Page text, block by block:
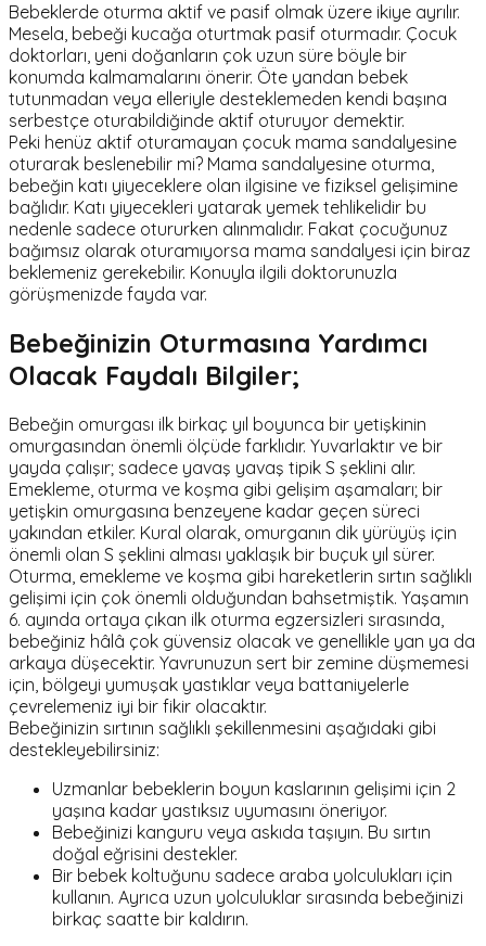
Bebeklerde oturma aktif ve pasif olmak üzere ikiye ayrılır.
Mesela, bebeği kucağa oturtmak pasif oturmadır. Çocuk
doktorları, yeni doğanların çok uzun süre böyle bir
konumda kalmamalarını önerir. Öte yandan bebek
tutunmadan veya elleriyle desteklemeden kendi başına
serbestçe oturabildiğinde aktif oturuyor demektir.
Peki henüz aktif oturamayan çocuk mama sandalyesine
oturarak beslenebilir mi? Mama sandalyesine oturma,
bebeğin katı yiyeceklere olan ilgisine ve fiziksel gelişimine
bağlıdır. Katı yiyecekleri yatarak yemek tehlikelidir bu
nedenle sadece otururken alınmalıdır. Fakat çocuğunuz
bağımsız olarak oturamıyorsa mama sandalyesi için biraz
beklemeniz gerekebilir. Konuyla ilgili doktorunuzla
görüşmenizde fayda var.
Bebeğinizin Oturmasına Yardımcı
Olacak Faydalı Bilgiler;
Bebeğin omurgası ilk birkaç yıl boyunca bir yetişkinin
omurgasından önemli ölçüde farklıdır. Yuvarlaktır ve bir
yayda çalışır; sadece yavaş yavaş tipik S şeklini alır.
Emekleme, oturma ve koşma gibi gelişim aşamaları; bir
yetişkin omurgasına benzeyene kadar geçen süreci
yakından etkiler. Kural olarak, omurganın dik yürüyüş için
önemli olan S şeklini alması yaklaşık bir buçuk yıl sürer.
Oturma, emekleme ve koşma gibi hareketlerin sırtın sağlıklı
gelişimi için çok önemli olduğundan bahsetmiştik. Yaşamın
6. ayında ortaya çıkan ilk oturma egzersizleri sırasında,
bebeğiniz hâlâ çok güvensiz olacak ve genellikle yan ya da
arkaya düşecektir. Yavrunuzun sert bir zemine düşmemesi
için, bölgeyi yumuşak yastıklar veya battaniyelerle
çevrelemeniz iyi bir fikir olacaktır.
Bebeğinizin sırtının sağlıklı şekillenmesini aşağıdaki gibi
destekleyebilirsiniz:
Uzmanlar bebeklerin boyun kaslarının gelişimi için 2
yaşına kadar yastıksız uyumasını öneriyor.
Bebeğinizi kanguru veya askıda taşıyın. Bu sırtın
doğal eğrisini destekler.
Bir bebek koltuğunu sadece araba yolculukları için
kullanın. Ayrıca uzun yolculuklar sırasında bebeğinizi
birkaç saatte bir kaldırın.